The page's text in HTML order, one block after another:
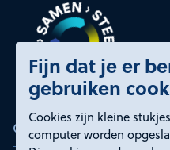
Fijn dat je er
gebruiken
Cookies zijn kleine
computer worden
Certificeringen